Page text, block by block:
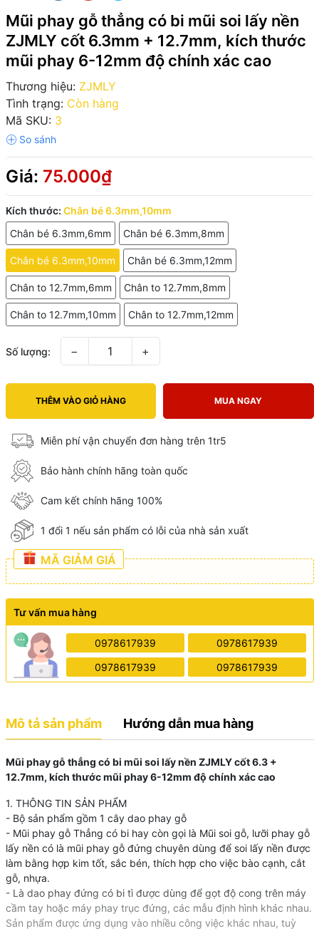
Mũi phay gỗ thẳng có bi mũi soi lấy nền
ZJMLY cốt 6.3mm + 12.7mm, kích thước
mũi phay 6-12mm độ chính xác cao
Thương hiệu: ZJMLY
Tình trạng: Còn hàng
Mã SKU: 3
Giá: 75.000₫
Kích thước: Chân bé 6.3mm,10mm
Chân bé 6.3mm,6mm
Chân bé 6.3mm,8mm
Chân bé 6.3mm,10mm Chân bé 6.3mm,12mm
Chân to 12.7mm,6mm Chân to 12.7mm,8mm
Chân to 12.7mm,10mm Chân to 12.7mm,12mm
Số lượng: − +
THÊM VÀO GIỎ HÀNG MUA NGAY
Miễn phí vận chuyển đơn hàng trên 1tr5
Bảo hành chính hãng toàn quốc
Cam kết chính hãng 100%
1 đổi 1 nếu sản phẩm có lỗi của nhà sản xuất
MÃ GIẢM GIÁ
Tư vấn mua hàng
0978617939 0978617939
0978617939 0978617939
Mô tả sản phẩm Hướng dẫn mua hàng
Mũi phay gỗ thẳng có bi mũi soi lấy nền ZJMLY cốt 6.3 +
12.7mm, kích thước mũi phay 6-12mm độ chính xác cao
1. THÔNG TIN SẢN PHẨM
- Bộ sản phẩm gồm 1 cây dao phay gỗ
- Mũi phay gỗ Thẳng có bi hay còn gọi là Mũi soi gỗ, lưỡi phay gỗ
lấy nền có là mũi phay gỗ đứng chuyên dùng để soi lấy nền được
làm bằng hợp kim tốt, sắc bén, thích hợp cho việc bào cạnh, cắt
gỗ, nhựa.
- Là dao phay đứng có bi tì được dùng để gọt độ cong trên máy
cầm tay hoặc máy phay trục đứng, các mẫu định hình khác nhau.
Sản phẩm được ứng dụng vào nhiều công việc khác nhau, tuỳ